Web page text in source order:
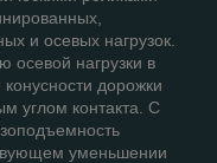
и осевых нагрузок.
осевой нагрузки в
дорожки
углом контакта. С
уменьшении